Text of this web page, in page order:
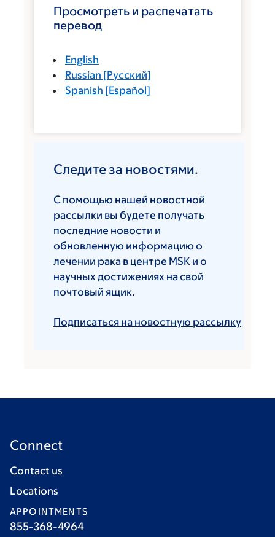
Просмотреть и распечатать
перевод
English
Russian [Русский]
Spanish [Español]
Следите за новостями.
С помощью нашей новостной
рассылки вы будете получать
последние новости и
обновленную информацию о
лечении рака в центре MSK и о
научных достижениях на свой
почтовый ящик.
Подписаться на новостную рассылку
Connect
Contact us
Locations
APPOINTMENTS
855-368-4964